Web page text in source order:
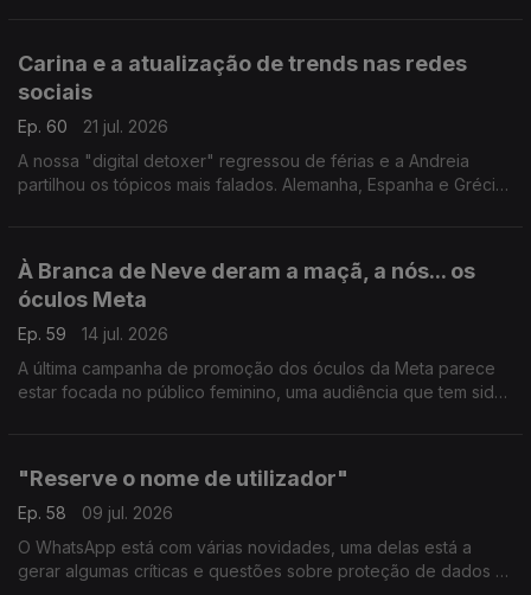
Carina e a atualização de trends nas redes
sociais
Ep. 60
21 jul. 2026
A nossa "digital detoxer" regressou de férias e a Andreia
partilhou os tópicos mais falados. Alemanha, Espanha e Grécia
À Branca de Neve deram a maçã, a nós... os
óculos Meta
Ep. 59
14 jul. 2026
A última campanha de promoção dos óculos da Meta parece
estar focada no público feminino, uma audiência que tem sido
"Reserve o nome de utilizador"
Ep. 58
09 jul. 2026
O WhatsApp está com várias novidades, uma delas está a
gerar algumas críticas e questões sobre proteção de dados e